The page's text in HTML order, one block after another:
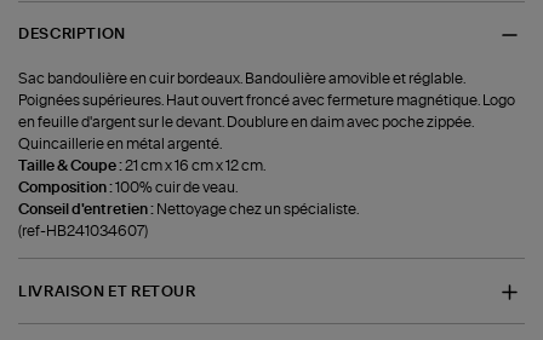
DESCRIPTION
Sac bandoulière en cuir bordeaux. Bandoulière amovible et réglable.
Poignées supérieures. Haut ouvert froncé avec fermeture magnétique. Logo
en feuille d'argent sur le devant. Doublure en daim avec poche zippée.
Quincaillerie en métal argenté.
Taille & Coupe :21 cm x 16 cm x 12 cm.
Composition :100% cuir de veau.
Conseil d'entretien : Nettoyage chez un spécialiste.
(ref-HB241034607)
LIVRAISON ET RETOUR